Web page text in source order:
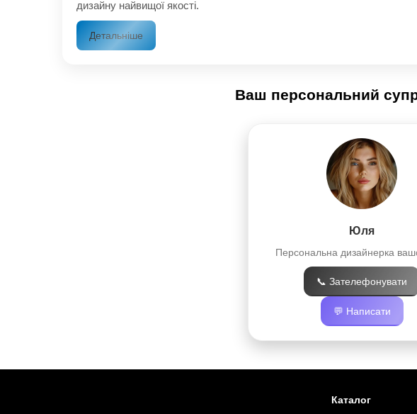
дизайну найвищої якості.
Детальніше
Ваш персональний
Юля
Персональна дизайнерка
📞 Зателефонувати
💬 Написати
Каталог